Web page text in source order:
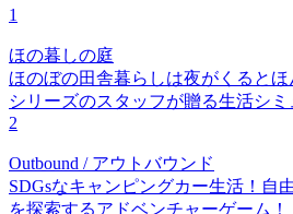
1
ほの暮しの庭
ほのぼの田舎暮らしは夜がくるとほ
シリーズのスタッフが贈る生活シミ
2
Outbound / アウトバウンド
SDGsなキャンピングカー生活！自
を探索するアドベンチャーゲーム！